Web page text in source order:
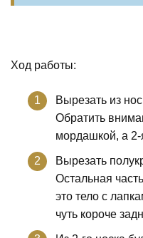
Ход работы:
Вырезать из
Обратить
мордашкой, а 2-
Вырезать
Остальная
это тело с
чуть короче